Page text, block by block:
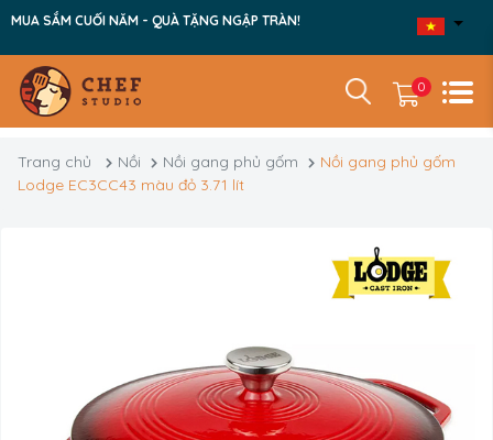
MUA SẮM CUỐI NĂM - QUÀ TẶNG NGẬP TRÀN!
0
Trang chủ Nồi Nồi gang phủ gốm
Nồi gang phủ gốm
Lodge EC3CC43 màu đỏ 3.71 lít